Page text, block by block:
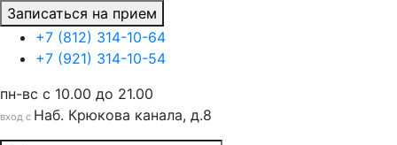
Записаться на прием
+7 (812) 314-10-64
+7 (921) 314-10-54
пн-вс c 10.00 до 21.00
вход с Наб. Крюкова канала, д.8